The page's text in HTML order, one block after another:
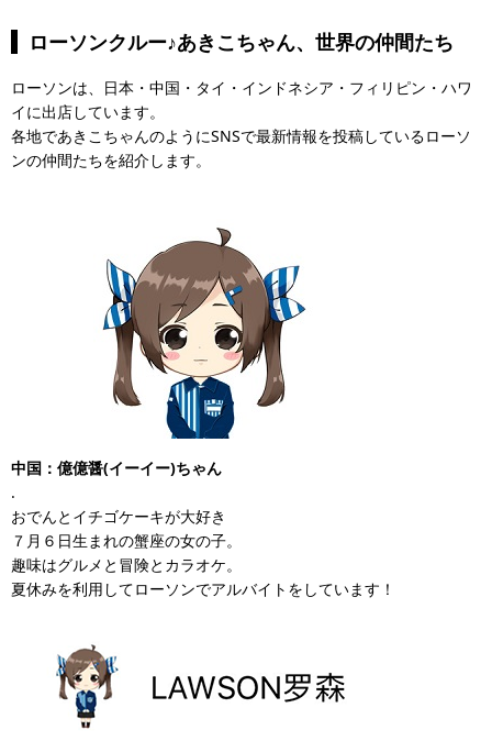
ローソンクルー♪あきこちゃん、世界の仲間たち
ローソンは、日本・中国・タイ・インドネシア・フィリピン・ハワ
イに出店しています。
各地であきこちゃんのようにSNSで最新情報を投稿しているローソ
ンの仲間たちを紹介します。
中国：億億醤(イーイー)ちゃん
.
おでんとイチゴケーキが大好き
７月６日生まれの蟹座の女の子。
趣味はグルメと冒険とカラオケ。
夏休みを利用してローソンでアルバイトをしています！